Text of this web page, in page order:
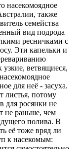
насекомоядное
также
семейства
вид подрода
ресничками с
Эти капельки и
узкие, ветвящиеся,
для неё - засуха.
листья, потому
для росянки не
не раньше, чем
полива. В
её тоже вряд ли
к насекомым: